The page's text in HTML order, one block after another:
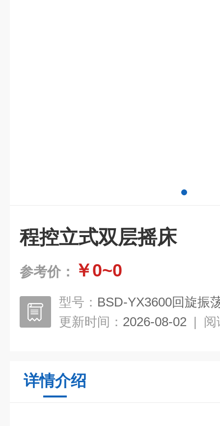
程控立式双层摇床
参考价： ￥0~0
型号： BSD-YX3600回旋振
更新时间： 2026-08-02 | 阅
详情介绍